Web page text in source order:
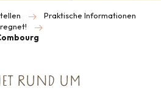
Praktische Informationen
RUND UM